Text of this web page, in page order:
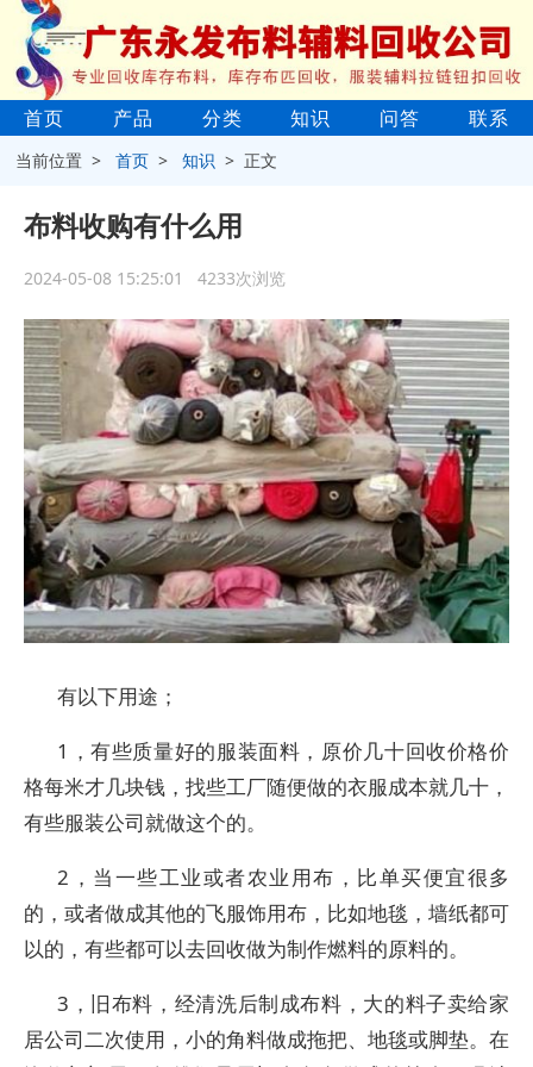
首页 产品 分类 知识 问答 联系
当前位置 >首页 >知识 > 正文
布料收购有什么用
2024-05-08 15:25:01 4233次浏览
有以下用途；
1，有些质量好的服装面料，原价几十回收价格价
格每米才几块钱，找些工厂随便做的衣服成本就几十，
有些服装公司就做这个的。
2，当一些工业或者农业用布，比单买便宜很多
的，或者做成其他的飞服饰用布，比如地毯，墙纸都可
以的，有些都可以去回收做为制作燃料的原料的。
3，旧布料，经清洗后制成布料，大的料子卖给家
居公司二次使用，小的角料做成拖把、地毯或脚垫。在